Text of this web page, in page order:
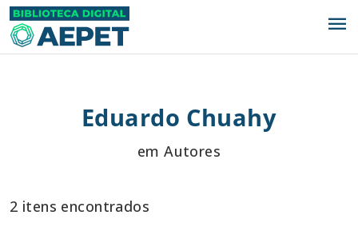
menu
Eduardo Chuahy
em Autores
2 itens encontrados